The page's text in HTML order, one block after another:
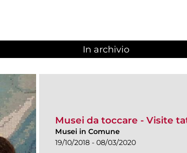
In archivio
Musei da toccare - Visite
Musei in Comune
19/10/2018 - 08/03/2020